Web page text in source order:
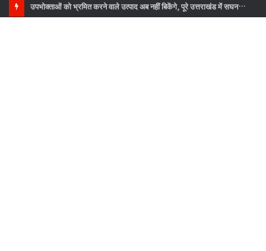
उपभोक्ताओं को भ्रमित करने वाले उत्पाद अब नहीं बिकेंगे, पूरे उत्तराखंड में सघन जांच अभियान